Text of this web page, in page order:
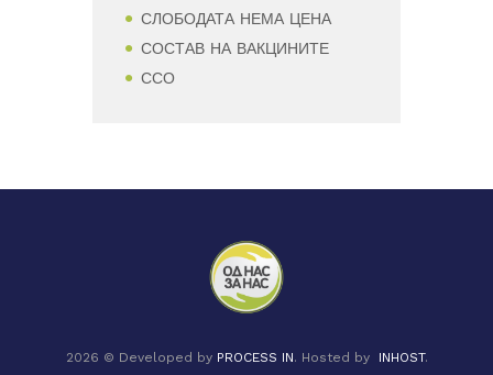
СЛОБОДАТА НЕМА ЦЕНА
СОСТАВ НА ВАКЦИНИТЕ
ССО
2026 © Developed by PROCESS IN. Hosted by INHOST.